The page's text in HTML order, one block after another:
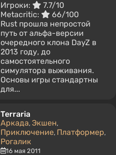
Игроки:
7.7/10
Metacritic:
66/100
Rust прошла непростой
путь от альфа-версии
очередного клона DayZ в
2013 году, до
самостоятельного
симулятора выживания.
Основы игры стандартны
для...
Terraria
Аркада, Экшен,
Приключение, Платформер,
Рогалик
16 мая 2011